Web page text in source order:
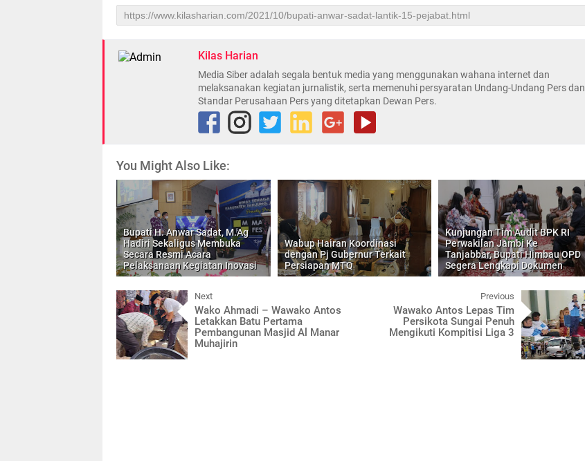
Kilas Harian
Media Siber adalah segala bentuk media yang menggunakan wahana internet dan
melaksanakan kegiatan jurnalistik, serta memenuhi persyaratan Undang-Undang Pers dan
Standar Perusahaan Pers yang ditetapkan Dewan Pers.
You Might Also Like:
Bupati H. Anwar Sadat, M.Ag
Hadiri Sekaligus Membuka
Secara Resmi Acara
Pelaksanaan Kegiatan Inovasi
Wabup Hairan Koordinasi
dengan Pj Gubernur Terkait
Persiapan MTQ
Kunjungan Tim Audit BPK RI
Perwakilan Jambi Ke
Tanjabbar, Bupati Himbau OPD
Segera Lengkapi Dokumen
Next
Wako Ahmadi – Wawako Antos
Letakkan Batu Pertama
Pembangunan Masjid Al Manar
Muhajirin
Previous
Wawako Antos Lepas Tim
Persikota Sungai Penuh
Mengikuti Kompitisi Liga 3